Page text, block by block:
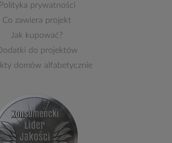
Polityka prywatności
Co zawiera projekt
Jak kupować?
do projektów
domów alfabetycznie